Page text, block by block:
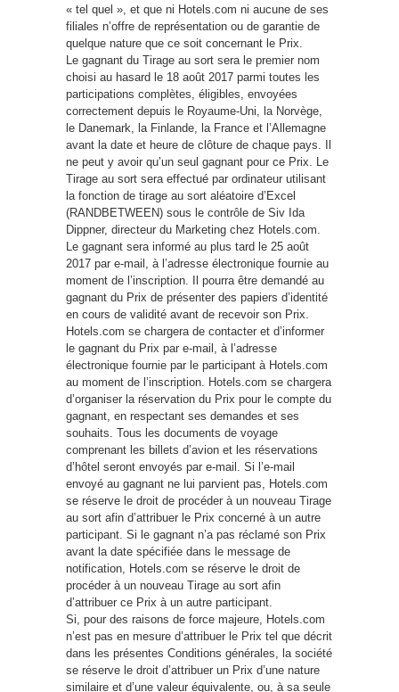
« tel quel », et que ni Hotels.com ni aucune de ses
filiales n’offre de représentation ou de garantie de
quelque nature que ce soit concernant le Prix.
Le gagnant du Tirage au sort sera le premier nom
choisi au hasard le 18 août 2017 parmi toutes les
participations complètes, éligibles, envoyées
correctement depuis le Royaume-Uni, la Norvège,
le Danemark, la Finlande, la France et l’Allemagne
avant la date et heure de clôture de chaque pays. Il
ne peut y avoir qu’un seul gagnant pour ce Prix. Le
Tirage au sort sera effectué par ordinateur utilisant
la fonction de tirage au sort aléatoire d’Excel
(RANDBETWEEN) sous le contrôle de Siv Ida
Dippner, directeur du Marketing chez Hotels.com.
Le gagnant sera informé au plus tard le 25 août
2017 par e-mail, à l’adresse électronique fournie au
moment de l’inscription. Il pourra être demandé au
gagnant du Prix de présenter des papiers d’identité
en cours de validité avant de recevoir son Prix.
Hotels.com se chargera de contacter et d’informer
le gagnant du Prix par e-mail, à l’adresse
électronique fournie par le participant à Hotels.com
au moment de l’inscription. Hotels.com se chargera
d’organiser la réservation du Prix pour le compte du
gagnant, en respectant ses demandes et ses
souhaits. Tous les documents de voyage
comprenant les billets d’avion et les réservations
d’hôtel seront envoyés par e-mail. Si l’e-mail
envoyé au gagnant ne lui parvient pas, Hotels.com
se réserve le droit de procéder à un nouveau Tirage
au sort afin d’attribuer le Prix concerné à un autre
participant. Si le gagnant n’a pas réclamé son Prix
avant la date spécifiée dans le message de
notification, Hotels.com se réserve le droit de
procéder à un nouveau Tirage au sort afin
d’attribuer ce Prix à un autre participant.
Si, pour des raisons de force majeure, Hotels.com
n’est pas en mesure d’attribuer le Prix tel que décrit
dans les présentes Conditions générales, la société
se réserve le droit d’attribuer un Prix d’une nature
similaire et d’une valeur équivalente, ou, à sa seule